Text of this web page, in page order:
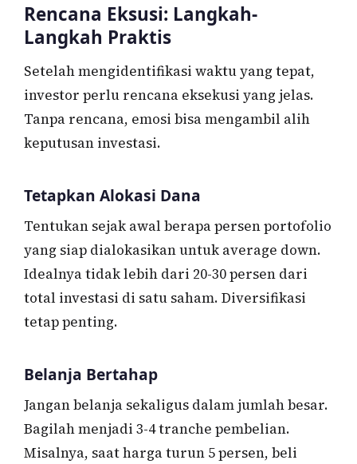
Rencana Eksusi: Langkah-
Langkah Praktis
Setelah mengidentifikasi waktu yang tepat,
investor perlu rencana eksekusi yang jelas.
Tanpa rencana, emosi bisa mengambil alih
keputusan investasi.
Tetapkan Alokasi Dana
Tentukan sejak awal berapa persen portofolio
yang siap dialokasikan untuk average down.
Idealnya tidak lebih dari 20-30 persen dari
total investasi di satu saham. Diversifikasi
tetap penting.
Belanja Bertahap
Jangan belanja sekaligus dalam jumlah besar.
Bagilah menjadi 3-4 tranche pembelian.
Misalnya, saat harga turun 5 persen, beli